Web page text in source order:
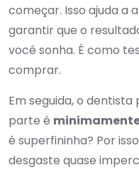
começar. Isso ajuda a
garantir que o
você sonha. É como
comprar.
Em seguida, o dentista
parte é
é superfininha? Por
desgaste quase